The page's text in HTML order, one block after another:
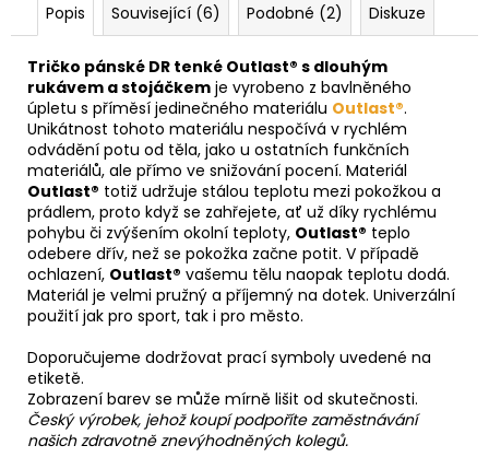
Popis Související (6) Podobné (2) Diskuze
Tričko pánské DR tenké Outlast® s dlouhým
rukávem a stojáčkem je vyrobeno z bavlněného
úpletu s příměsí jedinečného materiálu Outlast®.
Unikátnost tohoto materiálu nespočívá v rychlém
odvádění potu od těla, jako u ostatních funkčních
materiálů, ale přímo ve snižování pocení. Materiál
Outlast® totiž udržuje stálou teplotu mezi pokožkou a
prádlem, proto když se zahřejete, ať už díky rychlému
pohybu či zvýšením okolní teploty, Outlast® teplo
odebere dřív, než se pokožka začne potit. V případě
ochlazení, Outlast® vašemu tělu naopak teplotu dodá.
Materiál je velmi pružný a příjemný na dotek. Univerzální
použití jak pro sport, tak i pro město.
Doporučujeme dodržovat prací symboly uvedené na
etiketě.
Zobrazení barev se může mírně lišit od skutečnosti.
Český výrobek, jehož koupí podpoříte zaměstnávání
našich zdravotně znevýhodněných kolegů.